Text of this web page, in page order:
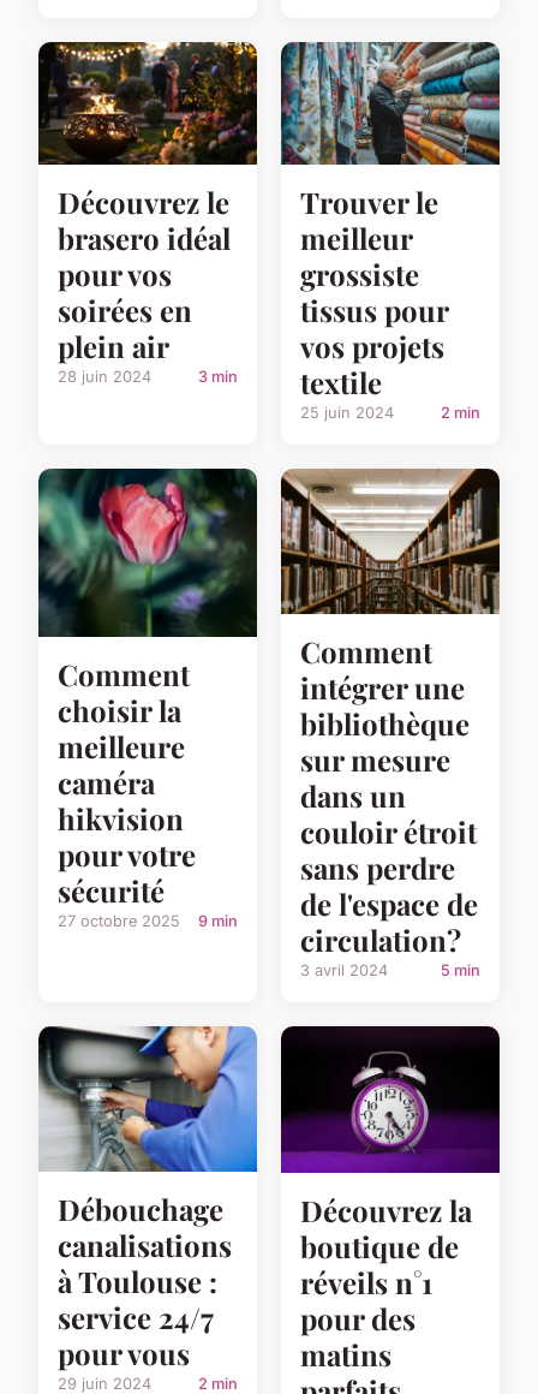
Découvrez le
brasero idéal
pour vos
soirées en
plein air
28 juin 2024 3 min
Trouver le
meilleur
grossiste
tissus pour
vos projets
textile
25 juin 2024 2 min
Comment
choisir la
meilleure
caméra
hikvision
pour votre
sécurité
27 octobre 2025 9 min
Comment
intégrer une
bibliothèque
sur mesure
dans un
couloir étroit
sans perdre
de l'espace de
circulation?
3 avril 2024 5 min
Débouchage
canalisations
à Toulouse :
service 24/7
pour vous
29 juin 2024 2 min
Découvrez la
boutique de
réveils n°1
pour des
matins